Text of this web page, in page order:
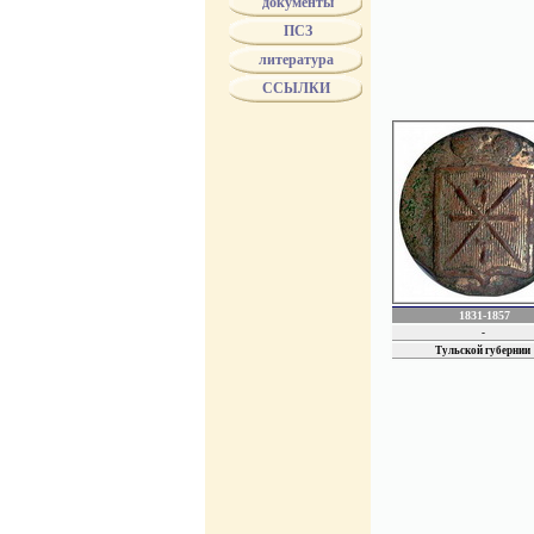
ПСЗ
литература
ССЫЛКИ
губернаторы имели
прокуроры. Эта
В 1824 г. цветовые
входящих в каждое
некоторых губерний
Различие между
должны были быть из
наименование
с 1834 года
МинЮста.
с 1853 года по 1856
4 июля 1857 года был
территориальных
в 1858 году всем
указаны особые
1831-1857
-
Тульской губернии